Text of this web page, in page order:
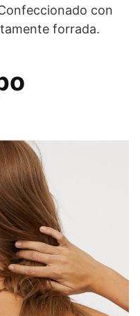
con
forrada.